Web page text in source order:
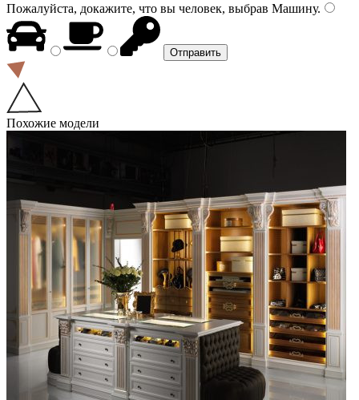
Пожалуйста, докажите, что вы человек, выбрав Машину.
Похожие модели